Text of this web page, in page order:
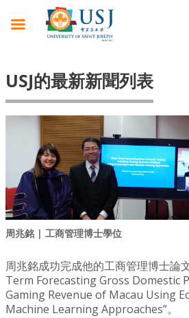
USJ的最新新聞列表
周兆銘 | 工商管理博士學位
周兆銘成功完成他的工商管理博士論
Term Forecasting Gross Domestic
Gaming Revenue of Macau Using
Machine Learning Approaches”。